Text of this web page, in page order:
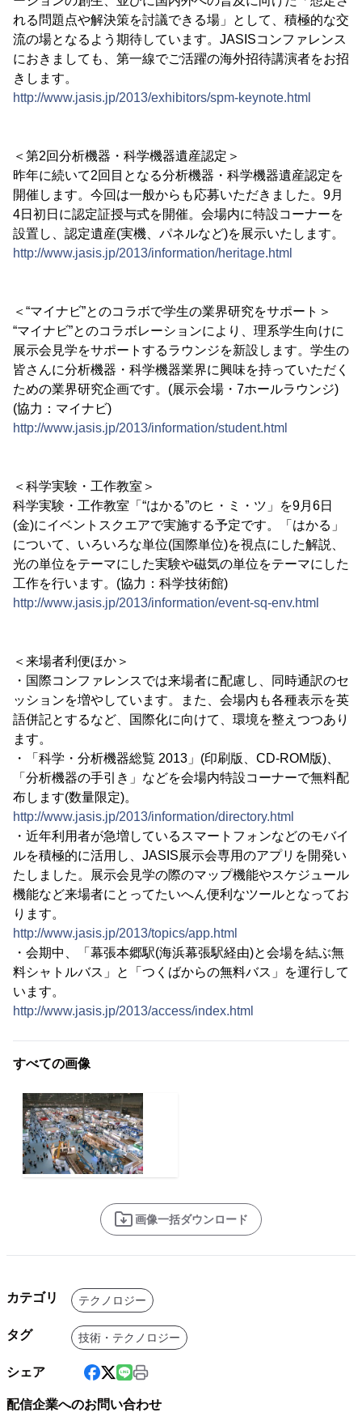
れる問題点や解決策を討議できる場」として、積極的な交
流の場となるよう期待しています。JASISコンファレンス
におきましても、第一線でご活躍の海外招待講演者をお招
きします。
http://www.jasis.jp/2013/exhibitors/spm-keynote.html
＜第2回分析機器・科学機器遺産認定＞
昨年に続いて2回目となる分析機器・科学機器遺産認定を
開催します。今回は一般からも応募いただきました。9月
4日初日に認定証授与式を開催。会場内に特設コーナーを
設置し、認定遺産(実機、パネルなど)を展示いたします。
http://www.jasis.jp/2013/information/heritage.html
＜“マイナビ”とのコラボで学生の業界研究をサポート＞
“マイナビ”とのコラボレーションにより、理系学生向けに
展示会見学をサポートするラウンジを新設します。学生の
皆さんに分析機器・科学機器業界に興味を持っていただく
ための業界研究企画です。(展示会場・7ホールラウンジ)
(協力：マイナビ)
http://www.jasis.jp/2013/information/student.html
＜科学実験・工作教室＞
科学実験・工作教室「“はかる”のヒ・ミ・ツ」を9月6日
(金)にイベントスクエアで実施する予定です。「はかる」
について、いろいろな単位(国際単位)を視点にした解説、
光の単位をテーマにした実験や磁気の単位をテーマにした
工作を行います。(協力：科学技術館)
http://www.jasis.jp/2013/information/event-sq-env.html
＜来場者利便ほか＞
・国際コンファレンスでは来場者に配慮し、同時通訳のセ
ッションを増やしています。また、会場内も各種表示を英
語併記とするなど、国際化に向けて、環境を整えつつあり
ます。
・「科学・分析機器総覧 2013」(印刷版、CD-ROM版)、
「分析機器の手引き」などを会場内特設コーナーで無料配
布します(数量限定)。
http://www.jasis.jp/2013/information/directory.html
・近年利用者が急増しているスマートフォンなどのモバイ
ルを積極的に活用し、JASIS展示会専用のアプリを開発い
たしました。展示会見学の際のマップ機能やスケジュール
機能など来場者にとってたいへん便利なツールとなってお
ります。
http://www.jasis.jp/2013/topics/app.html
・会期中、「幕張本郷駅(海浜幕張駅経由)と会場を結ぶ無
料シャトルバス」と「つくばからの無料バス」を運行して
います。
http://www.jasis.jp/2013/access/index.html
すべての画像
画像一括ダウンロード
カテゴリ テクノロジー
タグ 技術・テクノロジー
シェア
配信企業へのお問い合わせ